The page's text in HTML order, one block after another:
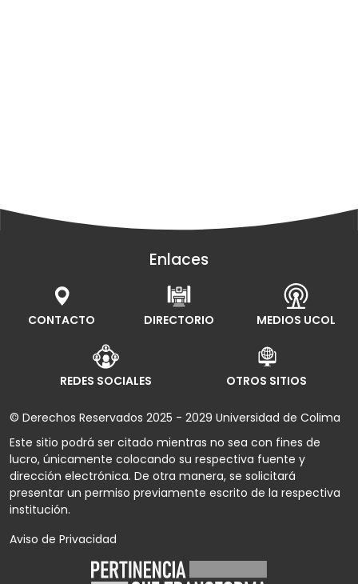
Enlaces
CONTACTO DIRECTORIO MEDIOS UCOL
REDES SOCIALES OTROS SITIOS
© Derechos Reservados 2025 - 2029 Universidad de Colima
Este sitio podrá ser citado mientras no sea con fines de
lucro, únicamente colocando su respectiva fuente y
dirección electrónica. De otra manera, se solicitará
presentar un permiso previamente escrito de la respectiva
institución.
Aviso de Privacidad